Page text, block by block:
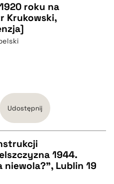
roku na
Krukowski,
Udostępnij
1944.
Lublin 19